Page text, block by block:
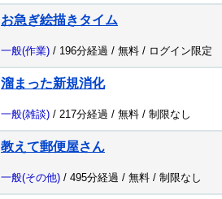
お急ぎ絵描きタイム
一般(作業) / 196分経過 / 無料 / ログイン限定
溜まった新規消化
一般(雑談) / 217分経過 / 無料 / 制限なし
教えて郵便屋さん
一般(その他) / 495分経過 / 無料 / 制限なし